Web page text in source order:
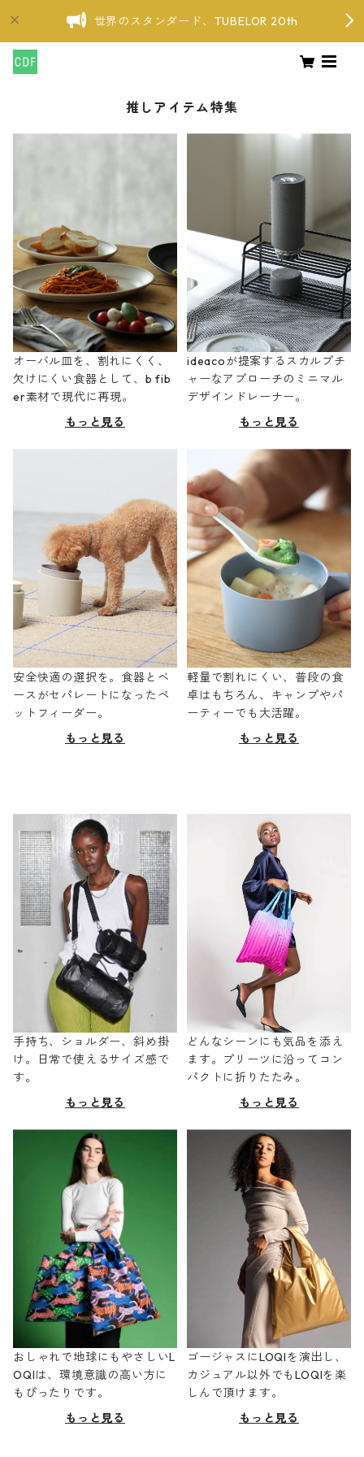
世界のスタンダード、TUBELOR 20th
推しアイテム特集
オーバル皿を、割れにくく、
欠けにくい食器として、b fib
er素材で現代に再現。
もっと見る
ideacoが提案するスカルプチ
ャーなアプローチのミニマル
デザインドレーナー。
もっと見る
安全快適の選択を。食器とベ
ースがセパレートになったペ
ットフィーダー。
もっと見る
軽量で割れにくい、普段の食
卓はもちろん、キャンプやパ
ーティーでも大活躍。
もっと見る
手持ち、ショルダー、斜め掛
け。日常で使えるサイズ感で
す。
もっと見る
どんなシーンにも気品を添え
ます。プリーツに沿ってコン
パクトに折りたたみ。
もっと見る
おしゃれで地球にもやさしいL
OQIは、環境意識の高い方に
もぴったりです。
もっと見る
ゴージャスにLOQIを演出し、
カジュアル以外でもLOQIを楽
しんで頂けます。
もっと見る